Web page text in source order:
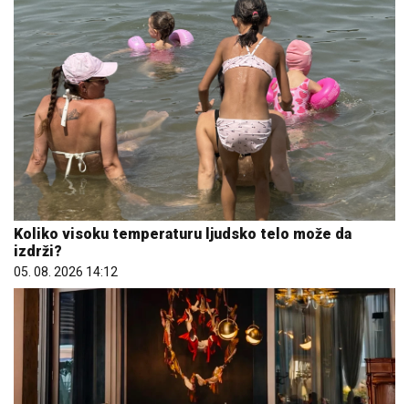
Koliko visoku temperaturu ljudsko telo može da
izdrži?
05. 08. 2026 14:12